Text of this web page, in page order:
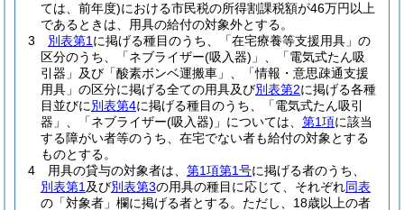
ては、前年度)における市民税の所得割課税額が46万円以上
であるときは、用具の給付の対象外とする。
3
別表第1 に掲げる種目のうち、「在宅療養等支援用具」の
区分のうち、「ネブライザー(吸入器) 」、「電気式たん吸
引器」及び「酸素ボンベ運搬車」、「情報・意思疎通支援
用具」の区分に掲げる全ての用具及び別表第2に掲げる各種
目並びに別表第4に掲げる種目のうち、「電気式たん吸引
器」、「ネブライザー(吸入器) 」については、 第1項に該当
する障がい者等のうち、在宅でない者も給付の対象とする
ものとする。
4
用具の貸与の対象者は、 第1項第1号に掲げる者のうち、
別表第1 及び別表第3の用具の種目に応じて、それぞれ同表
の「対象者」欄に掲げる者とする。 ただし、18歳以上の者